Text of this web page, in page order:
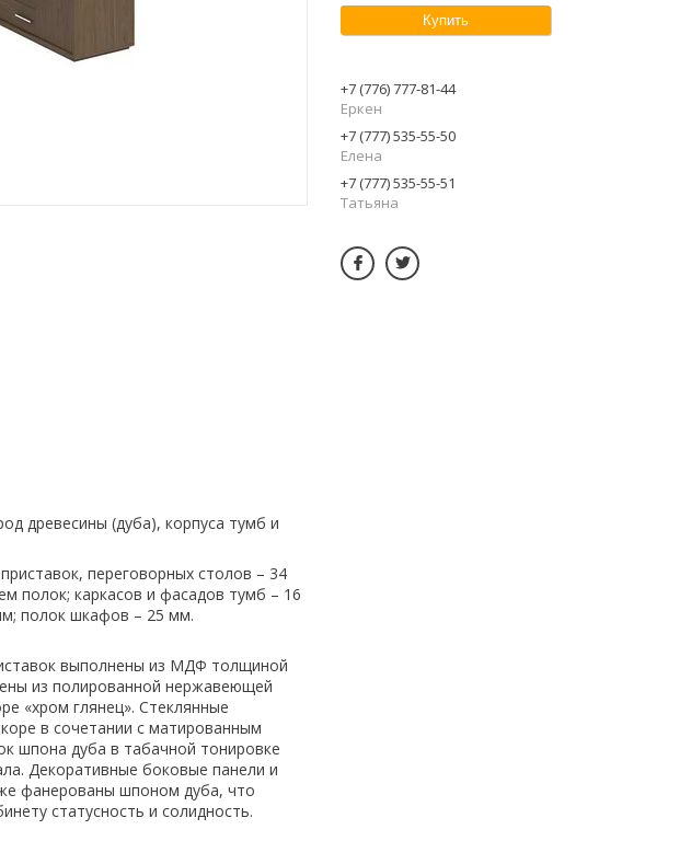
древесины (дуба), корпуса тумб и
переговорных столов – 34
полок; каркасов и фасадов тумб – 16
полок шкафов – 25 мм.
выполнены из МДФ толщиной
из полированной нержавеющей
«хром глянец». Стеклянные
в сочетании с матированным
шпона дуба в табачной тонировке
Декоративные боковые панели и
фанерованы шпоном дуба, что
статусность и солидность.
Купить
+7 (776) 777-81-44
Еркен
+7 (777) 535-55-50
Елена
+7 (777) 535-55-51
Татьяна